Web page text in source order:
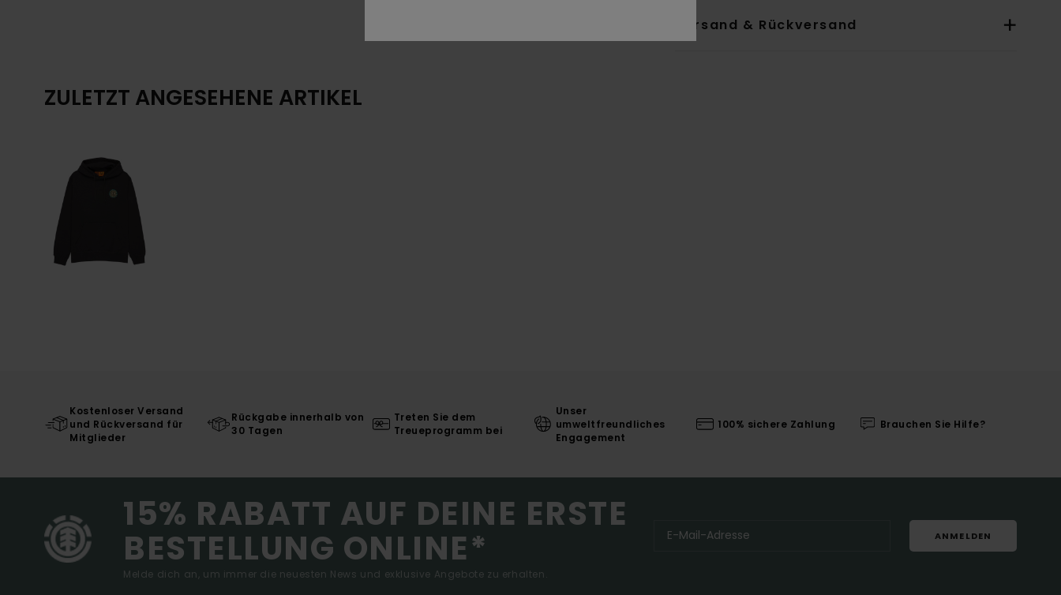
Versand & Rückversand
ZULETZT ANGESEHENE ARTIKEL
Kostenloser Versand
und Rückversand für
Mitglieder
Rückgabe innerhalb von
30 Tagen
Treten Sie dem
Treueprogramm bei
Unser
umweltfreundliches
Engagement
100% sichere Zahlung Brauchen Sie Hilfe?
15% RABATT AUF DEINE ERSTE
BESTELLUNG ONLINE*
Melde dich an, um immer die neuesten News und exklusive Angebote zu erhalten.
ANMELDEN